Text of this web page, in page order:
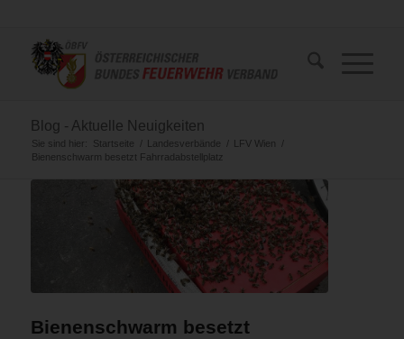
Blog - Aktuelle Neuigkeiten
Sie sind hier: Startseite / Landesverbände / LFV Wien
/
Bienenschwarm besetzt Fahrradabstellplatz
Bienenschwarm besetzt